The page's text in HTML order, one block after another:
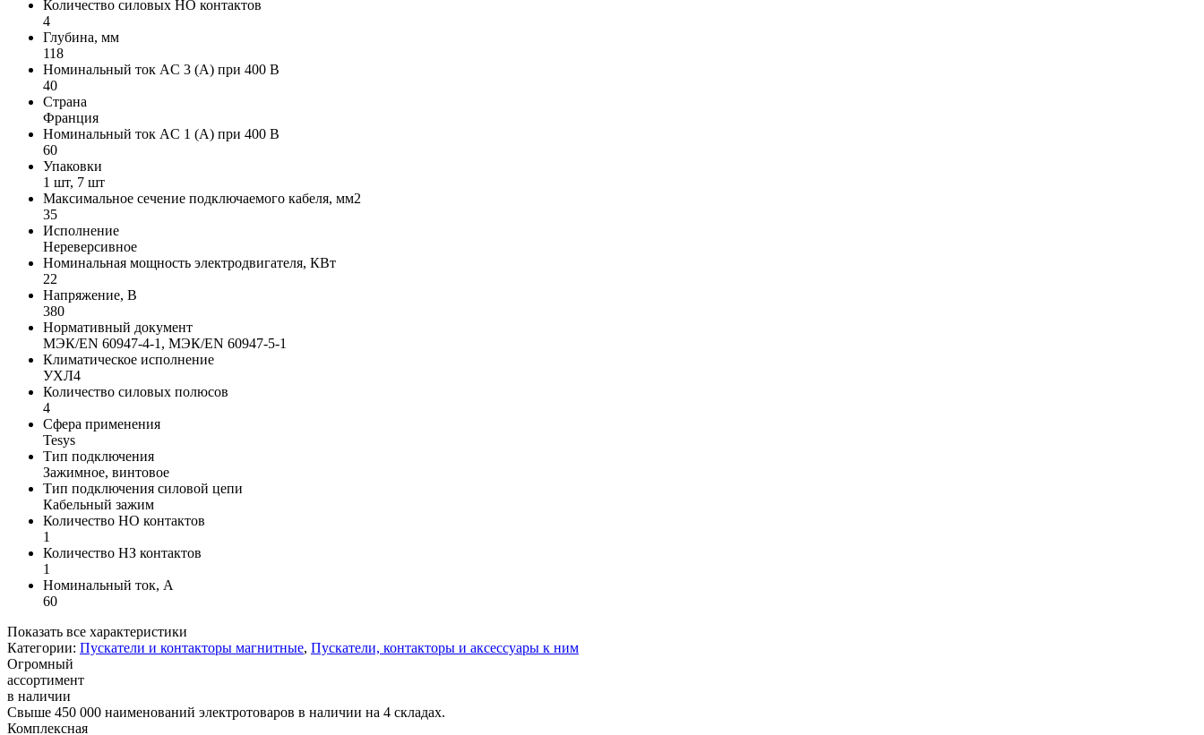
Количество силовых НО контактов
4
Глубина, мм
118
Номинальный ток AC 3 (А) при 400 В
40
Страна
Франция
Номинальный ток AC 1 (А) при 400 В
60
Упаковки
1 шт, 7 шт
Максимальное сечение подключаемого кабеля, мм2
35
Исполнение
Нереверсивное
Номинальная мощность электродвигателя, КВт
22
Напряжение, В
380
Нормативный документ
МЭК/EN 60947-4-1, МЭК/EN 60947-5-1
Климатическое исполнение
УХЛ4
Количество силовых полюсов
4
Сфера применения
Tesys
Тип подключения
Зажимное, винтовое
Тип подключения силовой цепи
Кабельный зажим
Количество НО контактов
1
Количество НЗ контактов
1
Номинальный ток, А
60
Показать все характеристики
Категории: Пускатели и контакторы магнитные, Пускатели, контакторы и аксессуары к ним
Огромный
ассортимент
в наличии
Свыше 450 000 наименований электротоваров в наличии на 4 складах.
Комплексная